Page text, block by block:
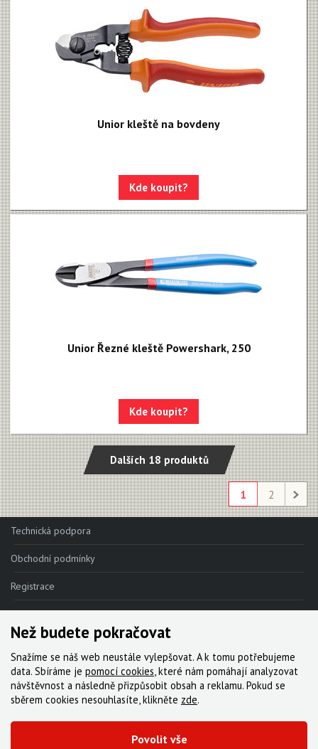
Unior kleště na bovdeny
Kde koupit?
Unior Řezné kleště Powershark, 250
Kde koupit?
Dalších 18 produktů
1 2
Technická podpora
Obchodní podmínky
Registrace
Reklamace
Kde nakoupit
Kontakt
Servis
Ke stažení
Než budete pokračovat
Snažíme se náš web neustále vylepšovat. A k tomu potřebujeme
data. Sbíráme je pomocí cookies, které nám pomáhají analyzovat
návštěvnost a následně přizpůsobit obsah a reklamu. Pokud se
sběrem cookies nesouhlasíte, klikněte zde.
Povolit vše